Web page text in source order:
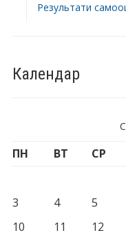
Результати
Календар
ПН ВТ СР
3
4 5
10
11 12